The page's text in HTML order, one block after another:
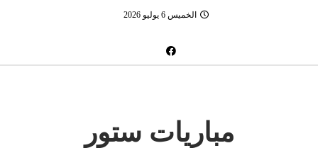
الخميس 6 يوليو 2026
مباريات ستور